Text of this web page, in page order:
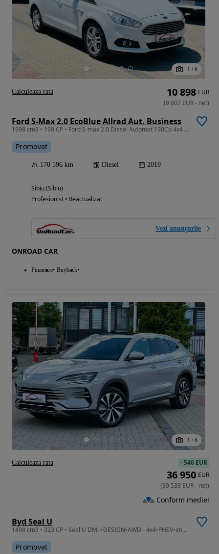
1 / 6
Ford S-Max 2.0 EcoBlue Allrad Aut. Business
1998 cm3 • 190 CP • Ford S-max 2.0 Diesel Automat 190Cp 4x4 KeyFree
Promovat
170 596 km Diesel 2019
Sibiu (Sibiu)
Profesionist • Reactualizat
Vezi anunțurile
ONROAD CAR
Finantare Buyback
10 898 EUR
(9 007 EUR- net)
Calculeaza rata
1 / 6
Byd Seal U
1498 cm3 • 323 CP • Seal U DM-i•DESIGN•AWD - 4x4•PHEV•import Germania
Promovat
-540 EUR
36 950 EUR
(30 538 EUR- net)
Conform mediei
Calculeaza rata